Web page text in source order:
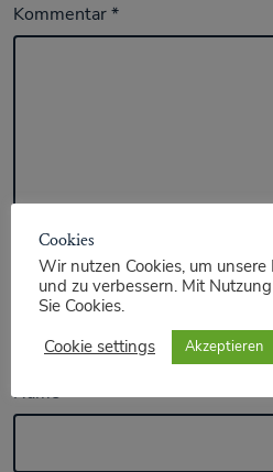
Kommentar*
Name*
Cookies
Wir nutzen Cookies, um
und zu verbessern. Mit
Sie Cookies.
Cookie settings
Akzeptieren